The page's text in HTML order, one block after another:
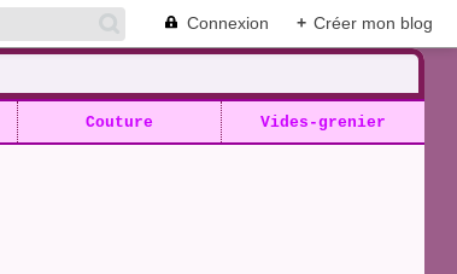
Connexion + Créer mon blog
Couture Vides-grenier